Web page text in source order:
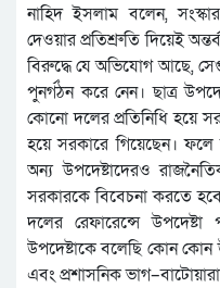
নাহিদ ইসলাম বলেন, সংস্কার
দেওয়ার প্রতিশ্রুতি দিয়েই
বিরুদ্ধে যে অভিযোগ আছে,
পুনর্গঠন করে নেন। ছাত্র
কোনো দলের প্রতিনিধি হয়ে
হয়ে সরকারে গিয়েছেন। ফলে
অন্য উপদেষ্টাদেরও
সরকারকে বিবেচনা করতে
দলের রেফারেন্সে
উপদেষ্টাকে বলেছি কোন কোন
এবং প্রশাসনিক